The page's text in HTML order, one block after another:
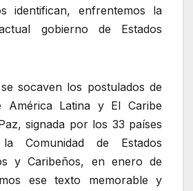
identifican, enfrentemos la
gobierno de Estados
socaven los postulados de
América Latina y El Caribe
signada por los 33 países
Comunidad de Estados
y Caribeños, en enero de
ese texto memorable y